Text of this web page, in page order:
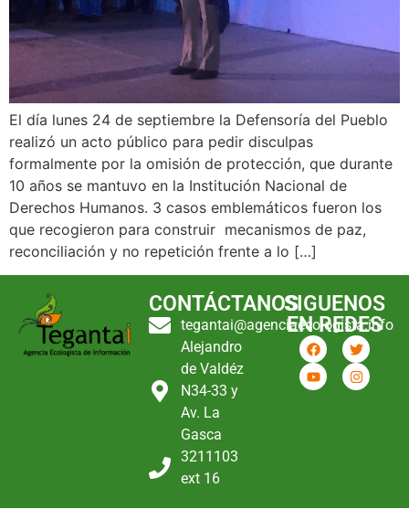
El día lunes 24 de septiembre la Defensoría del Pueblo
realizó un acto público para pedir disculpas
formalmente por la omisión de protección, que durante
10 años se mantuvo en la Institución Nacional de
Derechos Humanos. 3 casos emblemáticos fueron los
que recogieron para construir mecanismos de paz,
reconciliación y no repetición frente a lo […]
CONTÁCTANOS
tegantai@agenciaecologista.info
Alejandro
de Valdéz
N34-33 y
Av. La
Gasca
3211103
ext 16
SIGUENOS
EN REDES